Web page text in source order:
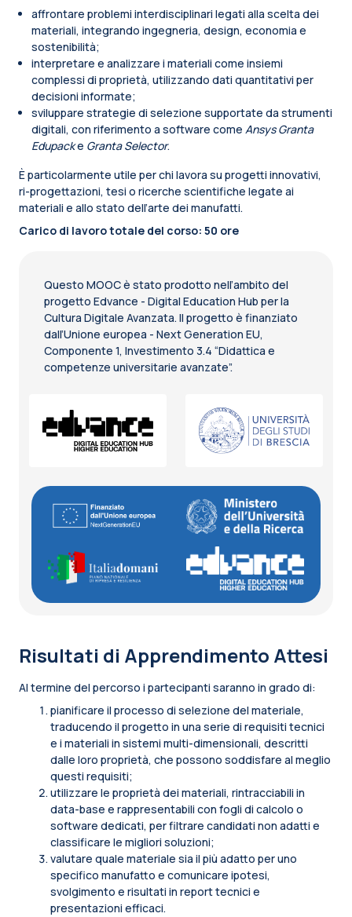
affrontare problemi interdisciplinari legati alla scelta dei
materiali, integrando ingegneria, design, economia e
sostenibilità;
interpretare e analizzare i materiali come insiemi
complessi di proprietà, utilizzando dati quantitativi per
decisioni informate;
sviluppare strategie di selezione supportate da strumenti
digitali, con riferimento a software come Ansys Granta
Edupacke Granta Selector.
È particolarmente utile per chi lavora su progetti innovativi,
ri-progettazioni, tesi o ricerche scientifiche legate ai
materiali e allo stato dell’arte dei manufatti.
Carico di lavoro totale del corso: 50 ore
Questo MOOC è stato prodotto nell’ambito del
progetto Edvance - Digital Education Hub per la
Cultura Digitale Avanzata. Il progetto è finanziato
dall’Unione europea - Next Generation EU,
Componente 1, Investimento 3.4 “Didattica e
competenze universitarie avanzate”.
Risultati di Apprendimento Attesi
Al termine del percorso i partecipanti saranno in grado di:
pianificare il processo di selezione del materiale,
traducendo il progetto in una serie di requisiti tecnici
e i materiali in sistemi multi-dimensionali, descritti
dalle loro proprietà, che possono soddisfare al meglio
questi requisiti;
utilizzare le proprietà dei materiali, rintracciabili in
data-base e rappresentabili con fogli di calcolo o
software dedicati, per filtrare candidati non adatti e
classificare le migliori soluzioni;
valutare quale materiale sia il più adatto per uno
specifico manufatto e comunicare ipotesi,
svolgimento e risultati in report tecnici e
presentazioni efficaci.